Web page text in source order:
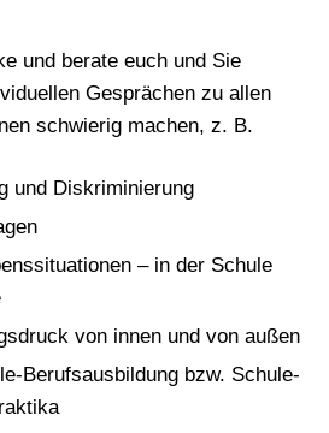
und berate euch und Sie
Gesprächen zu allen
schwierig machen, z. B.
und Diskriminierung
– in der Schule
von innen und von außen
Berufsausbildung bzw. Schule-